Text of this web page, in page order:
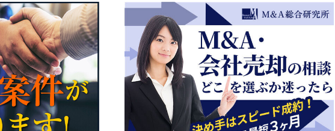
値算定方法
デメリット